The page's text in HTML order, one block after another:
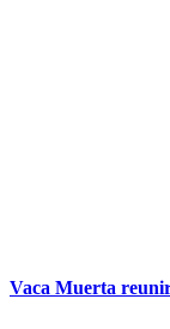
Vaca Muerta